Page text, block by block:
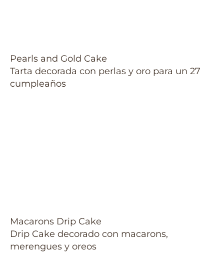
Pearls and Gold Cake
Tarta decorada con perlas y oro para un 27
cumpleaños
Macarons Drip Cake
Drip Cake decorado con macarons,
merengues y oreos